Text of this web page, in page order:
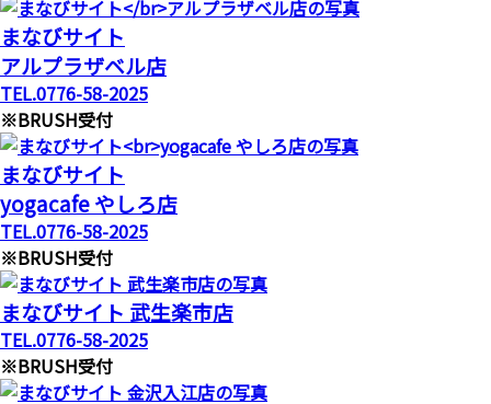
まなびサイト
アルプラザベル店
TEL.0776-58-2025
※BRUSH受付
まなびサイト
yogacafe やしろ店
TEL.0776-58-2025
※BRUSH受付
まなびサイト 武生楽市店
TEL.0776-58-2025
※BRUSH受付